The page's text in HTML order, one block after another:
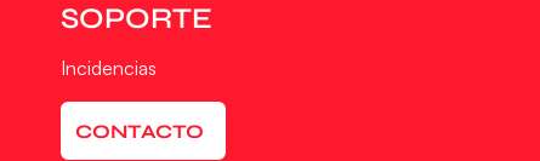
SOPORTE
Incidencias
CONTACTO